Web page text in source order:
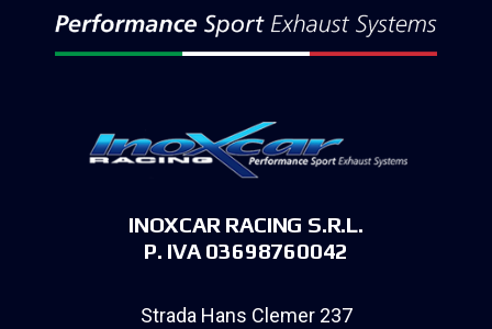
INOXCAR RACING S.R.L.
P. IVA 03698760042
Strada Hans Clemer 237